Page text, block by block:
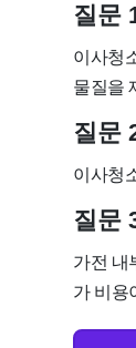
질문
이사청
물질을
질문
이사청
질문
가전 내
가 비용